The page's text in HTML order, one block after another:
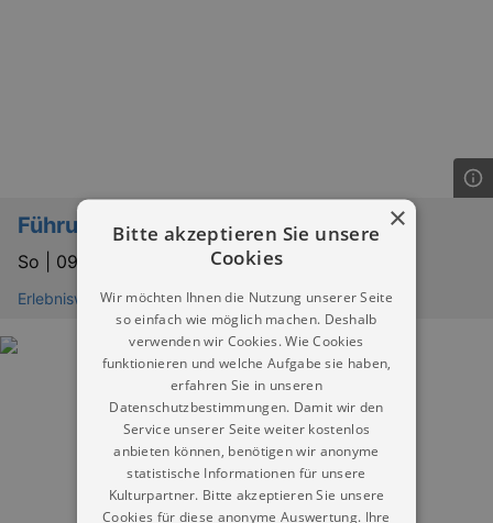
Führung der Sinne
So | 09.08.2026 | 11:00
Erlebniswelt Meissen Meißen
×
Bitte akzeptieren Sie unsere
Cookies
Wir möchten Ihnen die Nutzung unserer Seite
so einfach wie möglich machen. Deshalb
verwenden wir Cookies. Wie Cookies
funktionieren und welche Aufgabe sie haben,
erfahren Sie in unseren
Datenschutzbestimmungen. Damit wir den
Service unserer Seite weiter kostenlos
anbieten können, benötigen wir anonyme
statistische Informationen für unsere
Kulturpartner. Bitte akzeptieren Sie unsere
Cookies für diese anonyme Auswertung. Ihre